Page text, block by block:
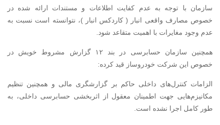
سازمان با توجه به عدم کفایت اطلاعات و مستندات ارائه شده در
خصوص مصارف واقعی انبار ( کاردکس انبار )، نتوانسته است نسبت به
عدم وجود مغایرات با اهمیت متقاعد شود.
همچنین سازمان حسابرسی در بند ۱۲ گزارش مشروط خویش در
خصوص این شرکت خودروساز قید کرده:
الزامات کنترل‌های داخلی حاکم بر گزارشگری مالی و همچنین تنظیم
مکانیزم‌هایی جهت اطمینان معقول از اثربخشی حسابرسی داخلی، به
طور کامل اجرا نشده است.